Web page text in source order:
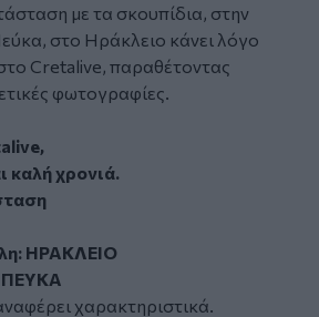
με τα σκουπίδια, στην
στο Ηράκλειο κάνει λόγο
Cretalive, παραθέτοντας
φωτογραφίες.
καλή χρονιά.
ΗΡΑΚΛΕΙΟ
ΠΕΥΚΑ
χαρακτηριστικά.